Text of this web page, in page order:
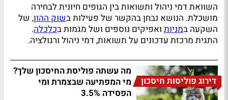
השוואת דמי ניהול ותשואות בין הגופים חיונית לבחירה
מושכלת. הנושא נבחן בהקשר של פעילות בשוק ההון, של
השקעה במניות ואפיקים נוספים ושל מגמות בכלכלה.
התגית מרכזת עדכונים על תשואות, דמי ניהול ורגולציה.
דירוג פוליסות חיסכון
מה עשתה פוליסת החיסכון שלך?
מי המפתיעה שבצמרת ומי
הפסידה 3.5%